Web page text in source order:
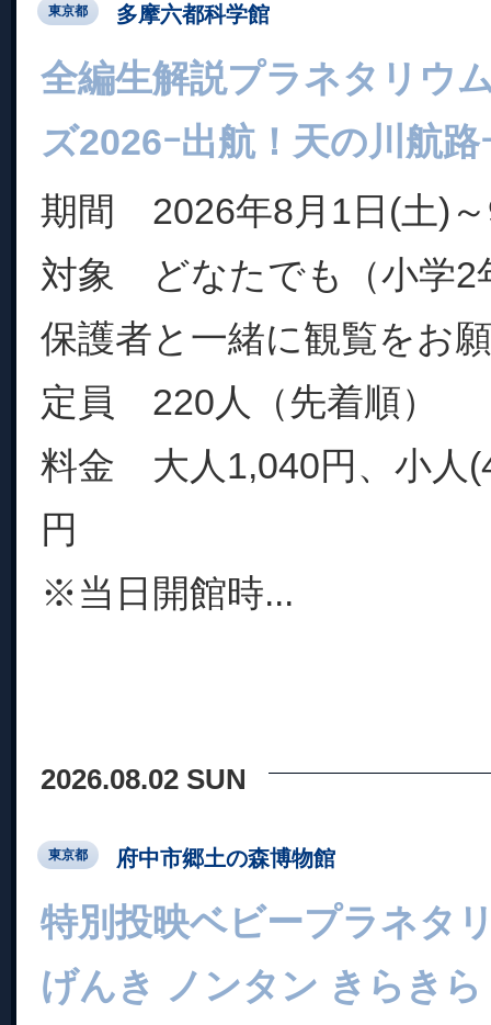
東京都 多摩六都科学館
全編生解説プラネタリウ
ズ2026ｰ出航！天の川航路
期間 2026年8月1日(土)
対象 どなたでも（小学2
保護者と一緒に観覧をお
定員 220人（先着順）
料金 大人1,040円、小人
円
※当日開館時...
2026.08.02 SUN
東京都 府中市郷土の森博物館
特別投映ベビープラネタ
げんき ノンタン きらき